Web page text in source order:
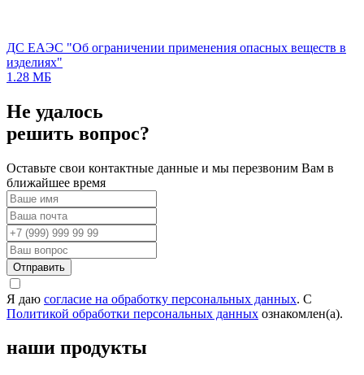
ДС ЕАЭС "Об ограничении применения опасных веществ в
изделиях"
1.28 МБ
Не удалось
решить вопрос?
Оставьте свои контактные данные и мы перезвоним Вам в
ближайшее время
Отправить
Я даю согласие на обработку персональных данных. С
Политикой обработки персональных данных ознакомлен(а).
наши продукты